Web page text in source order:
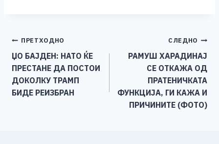
b
o
o
k
n
g
er
Li
n
k
Навигација
на
напис
ПРЕТХОДНО
ЏО БАЈДЕН: НАТО ЌЕ
ПРЕСТАНЕ ДА ПОСТОИ
ДОКОЛКУ ТРАМП
БИДЕ РЕИЗБРАН
СЛЕДНО
РАМУШ ХАРАДИНАЈ
СЕ ОТКАЖА ОД
ПРАТЕНИЧКАТА
ФУНКЦИЈА, ГИ КАЖА И
ПРИЧИНИТЕ (ФОТО)